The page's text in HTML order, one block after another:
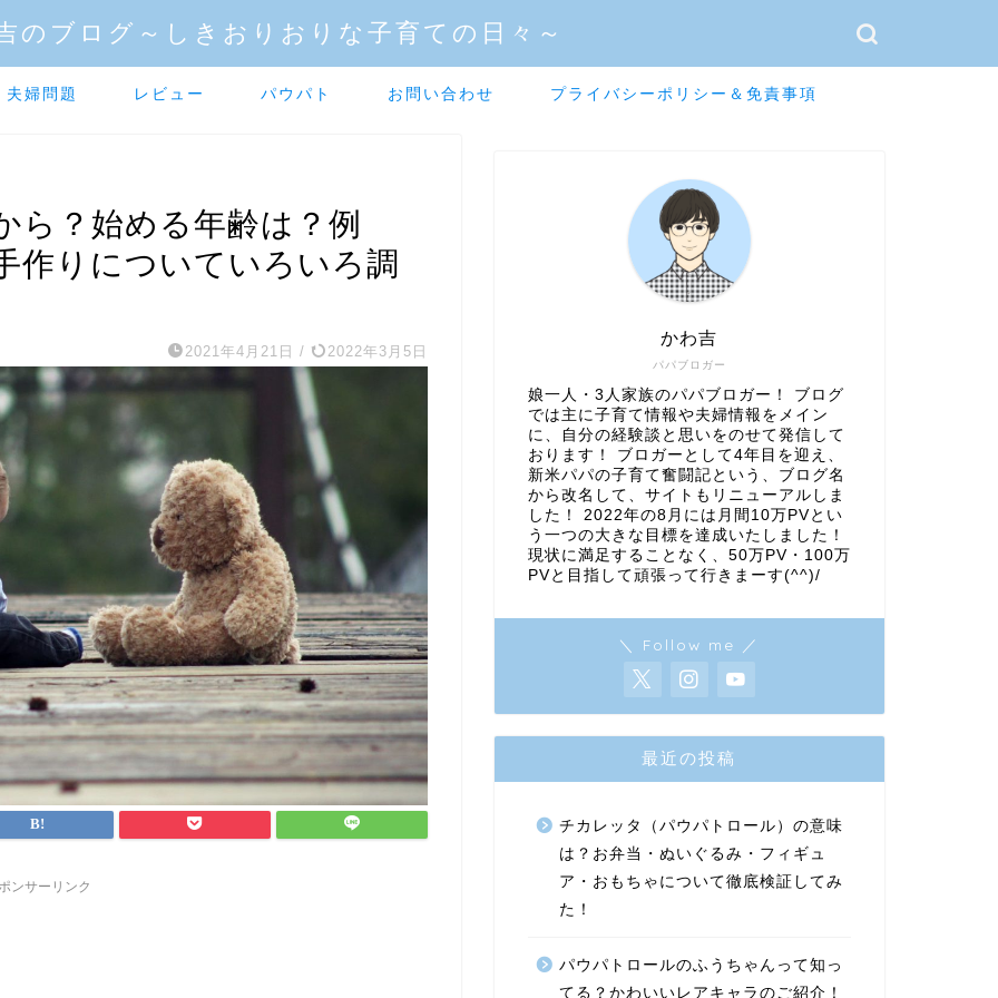
のブログ～しきおりおりな子育ての日々～
夫婦問題 レビュー パウパト お問い合わせ プライバシーポリシー＆免責事項
ら？始める年齢は？例
作りについていろいろ調
2021年4月21日 / 2022年3月5日
ンサーリンク
パパブロガー
かわ吉
娘一人・3人家族のパパブロガー！ ブログ
では主に子育て情報や夫婦情報をメイン
に、自分の経験談と思いをのせて発信して
おります！ ブロガーとして4年目を迎え、
新米パパの子育て奮闘記という、ブログ名
から改名して、サイトもリニューアルしま
した！ 2022年の8月には月間10万PVとい
う一つの大きな目標を達成いたしました！
現状に満足することなく、50万PV・100万
PVと目指して頑張って行きまーす(^^)/
＼ Follow me ／
最近の投稿
チカレッタ（パウパトロール）の意味
は？お弁当・ぬいぐるみ・フィギュ
ア・おもちゃについて徹底検証してみ
た！
パウパトロールのふうちゃんって知っ
てる？かわいいレアキャラのご紹介！